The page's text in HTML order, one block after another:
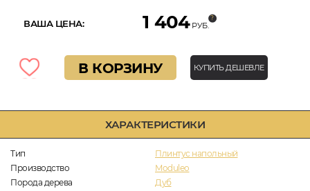
ХАРАКТЕРИСТИКИ
Тип
Плинтус напольный
Производство
Moduleo
Порода дерева
Дуб
ВАША ЦЕНА: 1 404 РУБ.
В КОРЗИНУ КУПИТЬ ДЕШЕВЛЕ